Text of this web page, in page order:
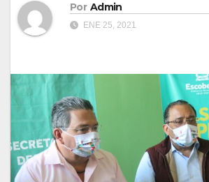
Por Admin
ENE 25, 2021